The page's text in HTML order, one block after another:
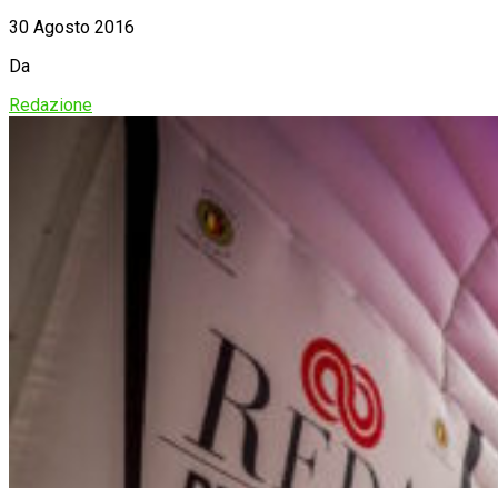
30 Agosto 2016
Da
Redazione